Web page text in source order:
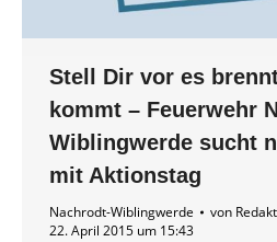
Stell Dir vor es
kommt – Feuerwehr
Wiblingwerde sucht
mit Aktionstag
Nachrodt-Wiblingwerde von
22. April 2015 um 15:43